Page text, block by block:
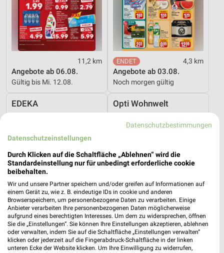
11,2 km
Angebote ab 06.08.
Gültig bis Mi. 12.08.
4,3 km
Angebote ab 03.08.
Noch morgen gültig
EDEKA Opti Wohnwelt
Datenschutzbestimmungen
Datenschutzeinstellungen
Durch Klicken auf die Schaltfläche „Ablehnen“ wird die
Standardeinstellung nur für unbedingt erforderliche cookie
beibehalten.
Wir und unsere Partner speichern und/oder greifen auf Informationen auf
einem Gerät zu, wie z. B. eindeutige IDs in cookie und anderen
Browserspeichern, um personenbezogene Daten zu verarbeiten. Einige
Anbieter verarbeiten Ihre personenbezogenen Daten möglicherweise
aufgrund eines berechtigten Interesses. Um dem zu widersprechen, öffnen
Sie die „Einstellungen“. Sie können Ihre Einstellungen akzeptieren, ablehnen
oder verwalten, indem Sie auf die Schaltfläche „Einstellungen verwalten“
klicken oder jederzeit auf die Fingerabdruck-Schaltfläche in der linken
unteren Ecke der Website klicken. Um Ihre Einwilligung zu widerrufen,